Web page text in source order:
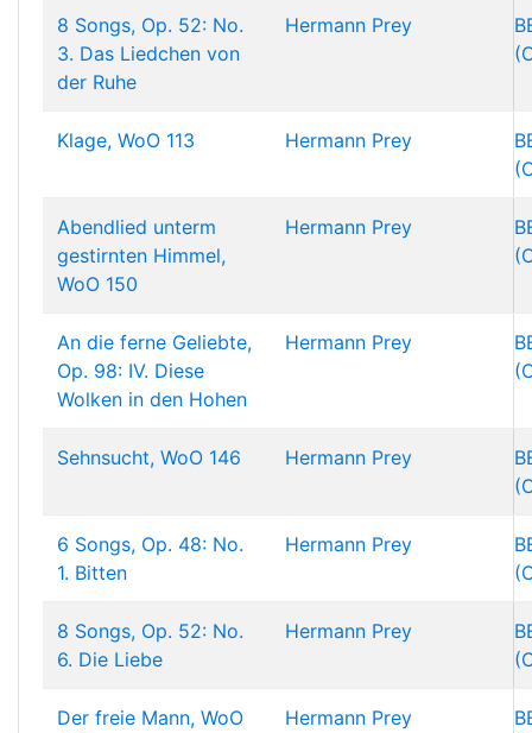
8 Songs, Op. 52: No.
3. Das Liedchen von
der Ruhe
Hermann Prey
Klage, WoO 113 Hermann Prey
Abendlied unterm
gestirnten Himmel,
WoO 150
Hermann Prey
An die ferne Geliebte,
Op. 98: IV. Diese
Wolken in den Hohen
Hermann Prey
Sehnsucht, WoO 146 Hermann Prey
6 Songs, Op. 48: No.
1. Bitten
Hermann Prey
8 Songs, Op. 52: No.
6. Die Liebe
Hermann Prey
Der freie Mann, WoO
Hermann Prey